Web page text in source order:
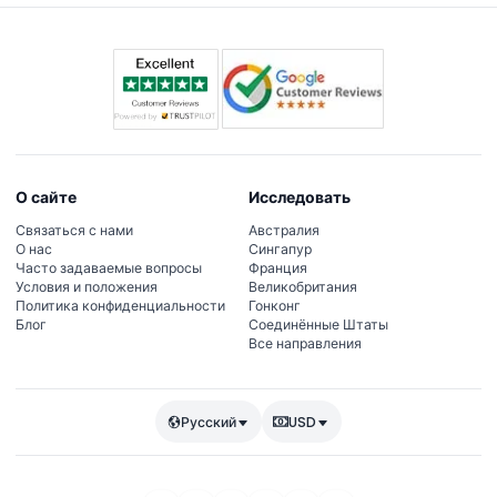
О сайте
Связаться с нами
О нас
Часто задаваемые вопросы
Условия и положения
Политика конфиденциальности
Блог
Исследовать
Австралия
Сингапур
Франция
Великобритания
Гонконг
Соединённые Штаты
Все направления
Русский USD